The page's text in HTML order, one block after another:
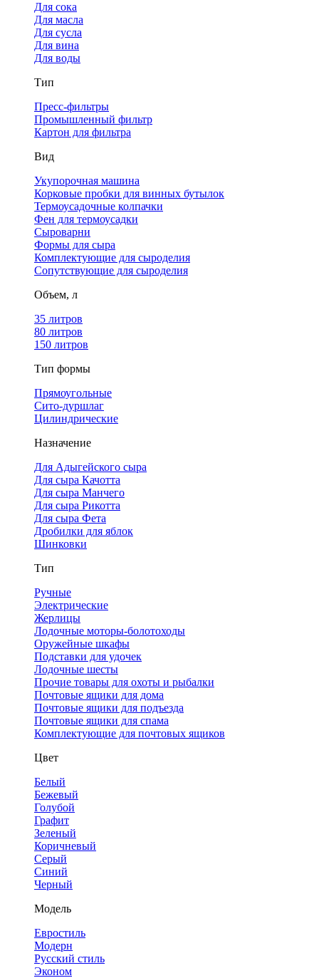
Для сока
Для масла
Для сусла
Для вина
Для воды
Тип
Пресс-фильтры
Промышленный фильтр
Картон для фильтра
Вид
Укупорочная машина
Корковые пробки для винных бутылок
Термоусадочные колпачки
Фен для термоусадки
Сыроварни
Формы для сыра
Комплектующие для сыроделия
Сопутствующие для сыроделия
Объем, л
35 литров
80 литров
150 литров
Тип формы
Прямоугольные
Сито-дуршлаг
Цилиндрические
Назначение
Для Адыгейского сыра
Для сыра Качотта
Для сыра Манчего
Для сыра Рикотта
Для сыра Фета
Дробилки для яблок
Шинковки
Тип
Ручные
Электрические
Жерлицы
Лодочные моторы-болотоходы
Оружейные шкафы
Подставки для удочек
Лодочные шесты
Прочие товары для охоты и рыбалки
Почтовые ящики для дома
Почтовые ящики для подъезда
Почтовые ящики для спама
Комплектующие для почтовых ящиков
Цвет
Белый
Бежевый
Голубой
Графит
Зеленый
Коричневый
Серый
Синий
Черный
Модель
Евростиль
Модерн
Русский стиль
Эконом